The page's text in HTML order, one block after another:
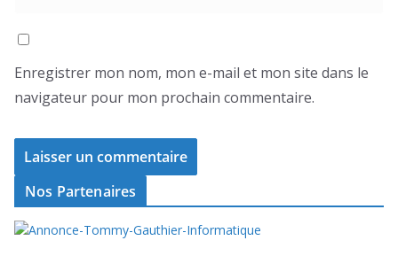
Enregistrer mon nom, mon e-mail et mon site dans le
navigateur pour mon prochain commentaire.
Nos Partenaires